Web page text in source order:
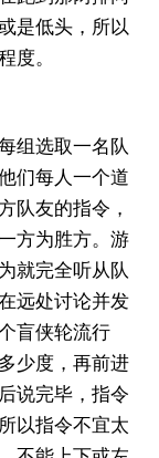
是低头，所以
度。
组选取一名队
们每人一个道
队友的指令，
方为胜方。游
就完全听从队
远处讨论并发
盲侠轮流行
少度，再前进
说完毕，指令
以指令不宜太